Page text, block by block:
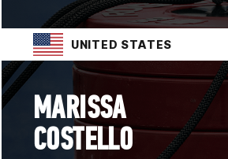
UNITED STATES
MARISSA
COSTELLO